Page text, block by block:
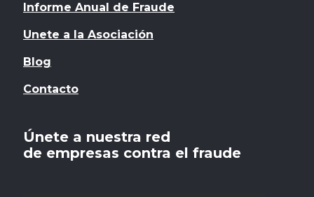
Informe Anual de Fraude
Unete a la Asociación
Blog
Contacto
Únete a nuestra red
de empresas contra el fraude